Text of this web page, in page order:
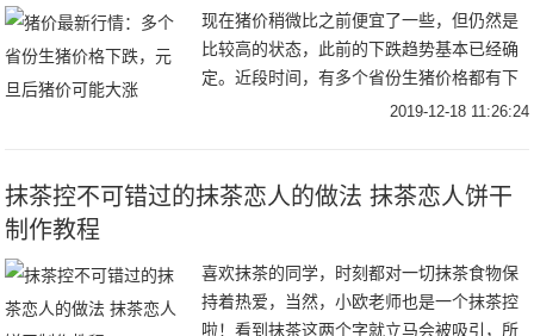
现在猪价稍微比之前便宜了一些，但仍然是
比较高的状态，此前的下跌趋势基本已经确
定。近段时间，有多个省份生猪价格都有下
跌，差不多有23个省份，但据了解元旦后猪
2019-12-18 11:26:24
抹茶控不可错过的抹茶恋人的做法 抹茶恋人饼干
制作教程
喜欢抹茶的同学，时刻都对一切抹茶食物保
持着热爱，当然，小欧老师也是一个抹茶控
啦！看到抹茶这两个字就立马会被吸引，所